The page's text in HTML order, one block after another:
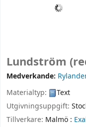
Lundström
Medverkande:
Materialtyp:
Text
Utgivningsuppgift:
Tillverkare: Malmö :